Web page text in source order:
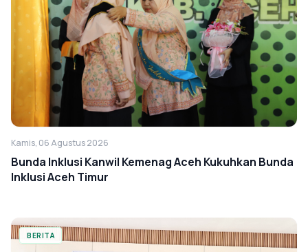
Kamis, 06 Agustus 2026
Bunda Inklusi Kanwil Kemenag Aceh Kukuhkan Bunda
Inklusi Aceh Timur
BERITA